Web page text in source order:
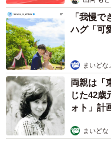
「我慢
ハグ「可
まいどな
両親は「
じた42歳
ォト」計
まいどな